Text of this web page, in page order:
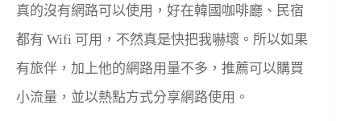
真的沒有網路可以使用，好在韓國咖啡廳、民宿
都有 Wifi 可用，不然真是快把我嚇壞。所以如果
有旅伴，加上他的網路用量不多，推薦可以購買
小流量，並以熱點方式分享網路使用。